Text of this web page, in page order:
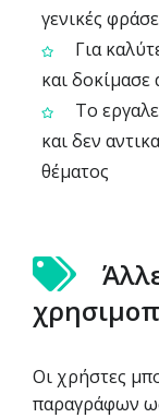
γενικές
Για
και
Το
και δεν
θέματος
Οι χρήστες
παραγράφων